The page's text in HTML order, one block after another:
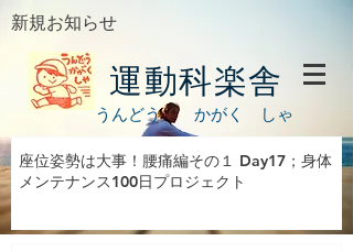
新規お知らせ
運動科楽舎
うんどう かがく しゃ
座位姿勢は大事！腰痛編その１ Day17；身体
メンテナンス100日プロジェクト